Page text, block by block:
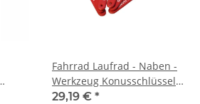
Fahrrad Laufrad - Naben -
Werkzeug Konusschlüssel
Satz, 6-teilig 13-18mm*NEU
29,19 € *